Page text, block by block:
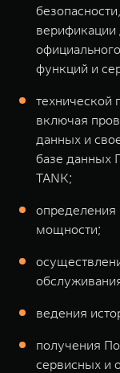
верификации
функций и
включая
данных и
базе данных
TANK;
определения
мощности;
ведения
получения
сервисных и